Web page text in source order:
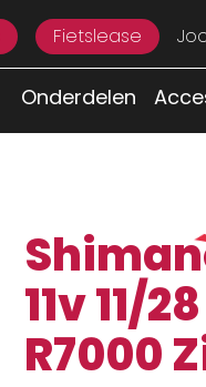
Fietslease
Onderdelen
11v 11/
R7000